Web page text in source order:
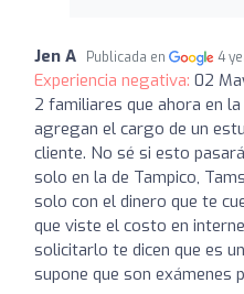
Jen A Publicada en 4
Experiencia negativa: 02
2 familiares que ahora en
agregan el cargo de un
cliente. No sé si esto
solo en la de Tampico,
solo con el dinero que te
que viste el costo en
solicitarlo te dicen que es
supone que son exámenes